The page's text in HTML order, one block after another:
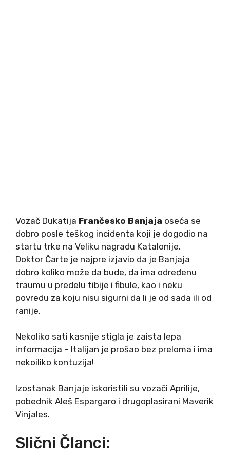
Vozač Dukatija Frančesko Banjaja oseća se
dobro posle teškog incidenta koji je dogodio na
startu trke na Veliku nagradu Katalonije.
Doktor Čarte je najpre izjavio da je Banjaja
dobro koliko može da bude, da ima određenu
traumu u predelu tibije i fibule, kao i neku
povredu za koju nisu sigurni da li je od sada ili od
ranije.
Nekoliko sati kasnije stigla je zaista lepa
informacija – Italijan je prošao bez preloma i ima
nekoiliko kontuzija!
Izostanak Banjaje iskoristili su vozači Aprilije,
pobednik Aleš Espargaro i drugoplasirani Maverik
Vinjales.
Slični Članci: